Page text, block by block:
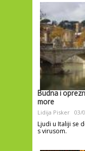
Budna i
more
Lidija Pisker 03/
Ljudi u Italiji se
s virusom.